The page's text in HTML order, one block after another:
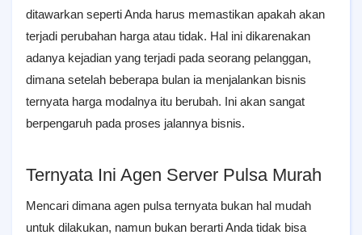
ditawarkan seperti Anda harus memastikan apakah akan
terjadi perubahan harga atau tidak. Hal ini dikarenakan
adanya kejadian yang terjadi pada seorang pelanggan,
dimana setelah beberapa bulan ia menjalankan bisnis
ternyata harga modalnya itu berubah. Ini akan sangat
berpengaruh pada proses jalannya bisnis.
Ternyata Ini Agen Server Pulsa Murah
Mencari dimana agen pulsa ternyata bukan hal mudah
untuk dilakukan, namun bukan berarti Anda tidak bisa